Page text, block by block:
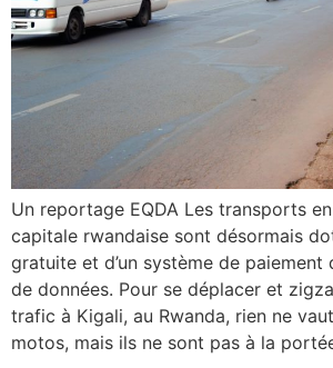
Un reportage EQDA Les transports
capitale rwandaise sont désormais
gratuite et d’un système de paiement
de données. Pour se déplacer et
trafic à Kigali, au Rwanda, rien ne
motos, mais ils ne sont pas à la